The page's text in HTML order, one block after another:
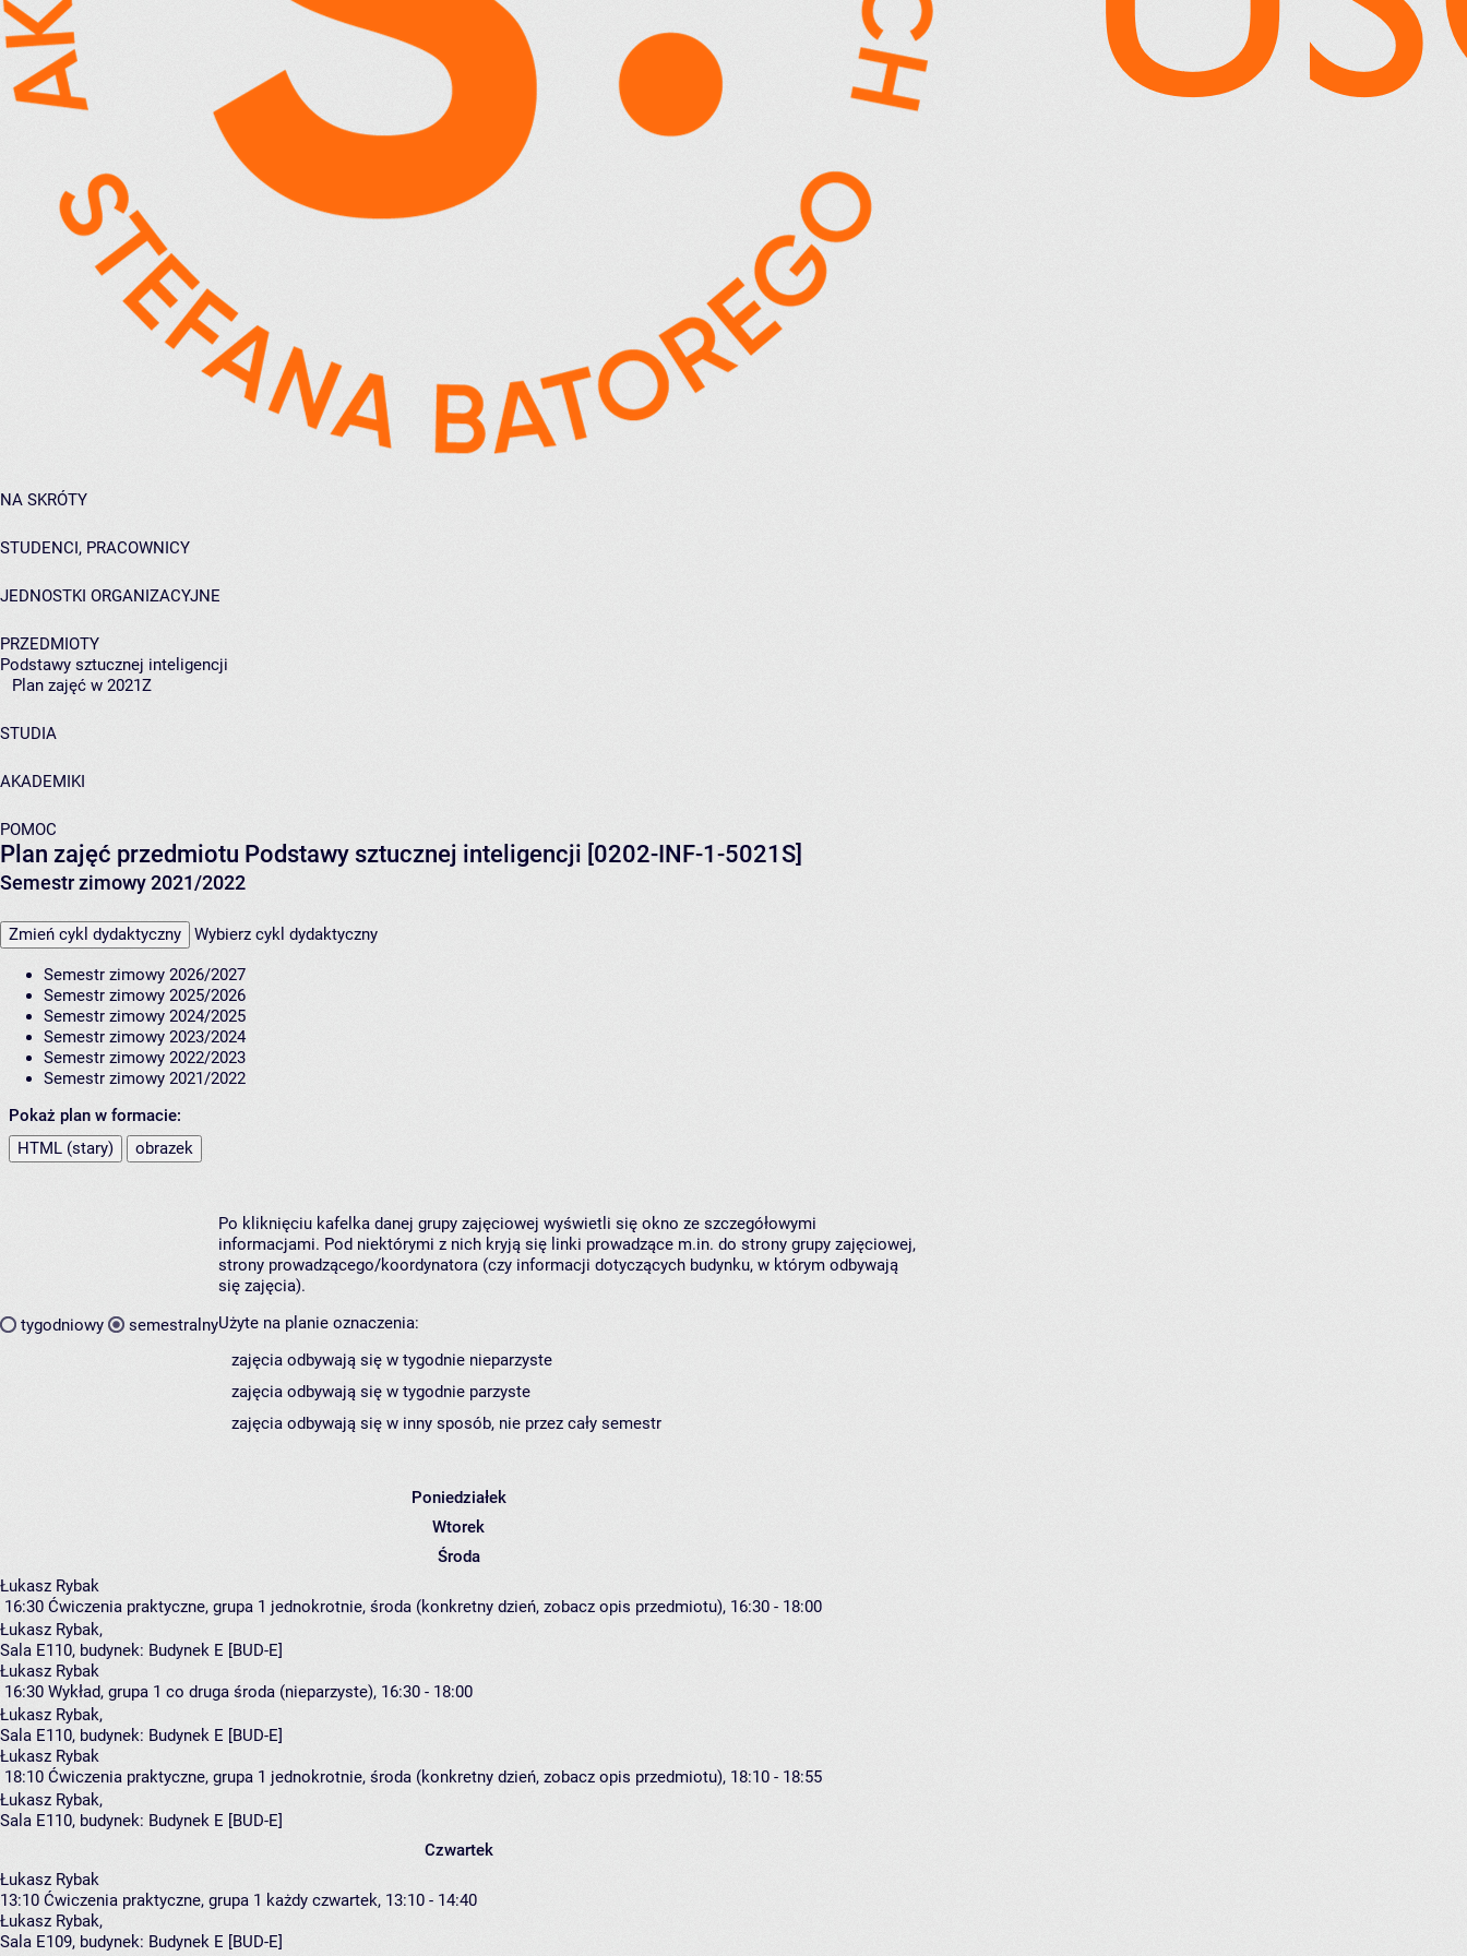
NA SKRÓTY
STUDENCI, PRACOWNICY
JEDNOSTKI ORGANIZACYJNE
PRZEDMIOTY
Podstawy sztucznej inteligencji
Plan zajęć w 2021Z
STUDIA
AKADEMIKI
POMOC
Plan zajęć przedmiotu Podstawy sztucznej inteligencji [0202-INF-1-5021S]
Semestr zimowy 2021/2022
Zmień cykl dydaktyczny Wybierz cykl dydaktyczny
Semestr zimowy 2026/2027
Semestr zimowy 2025/2026
Semestr zimowy 2024/2025
Semestr zimowy 2023/2024
Semestr zimowy 2022/2023
Semestr zimowy 2021/2022
Pokaż plan w formacie:
HTML (stary)
obrazek
tygodniowy semestralny
Po kliknięciu kafelka danej grupy zajęciowej wyświetli się okno ze szczegółowymi
informacjami. Pod niektórymi z nich kryją się linki prowadzące m.in. do strony grupy zajęciowej,
strony prowadzącego/koordynatora (czy informacji dotyczących budynku, w którym odbywają
się zajęcia).
Użyte na planie oznaczenia:
zajęcia odbywają się w tygodnie nieparzyste
zajęcia odbywają się w tygodnie parzyste
zajęcia odbywają się w inny sposób, nie przez cały semestr
Poniedziałek
Wtorek
Środa
Łukasz Rybak
16:30 Ćwiczenia praktyczne, grupa 1 jednokrotnie, środa (konkretny dzień, zobacz opis przedmiotu), 16:30 - 18:00
Łukasz Rybak,
Sala E110, budynek: Budynek E [BUD-E]
Łukasz Rybak
16:30 Wykład, grupa 1 co druga środa (nieparzyste), 16:30 - 18:00
Łukasz Rybak,
Sala E110, budynek: Budynek E [BUD-E]
Łukasz Rybak
18:10 Ćwiczenia praktyczne, grupa 1 jednokrotnie, środa (konkretny dzień, zobacz opis przedmiotu), 18:10 - 18:55
Łukasz Rybak,
Sala E110, budynek: Budynek E [BUD-E]
Czwartek
Łukasz Rybak
13:10 Ćwiczenia praktyczne, grupa 1 każdy czwartek, 13:10 - 14:40
Łukasz Rybak,
Sala E109, budynek: Budynek E [BUD-E]